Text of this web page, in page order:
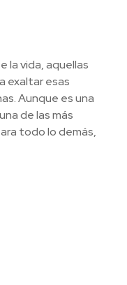
la vida, aquellas
exaltar esas
Aunque es una
de las más
todo lo demás,